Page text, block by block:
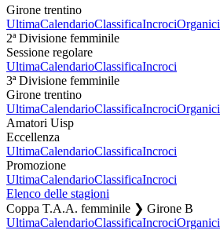
Girone trentino
UltimaCalendarioClassificaIncrociOrganici
2ª Divisione femminile
Sessione regolare
UltimaCalendarioClassificaIncroci
3ª Divisione femminile
Girone trentino
UltimaCalendarioClassificaIncrociOrganici
Amatori Uisp
Eccellenza
UltimaCalendarioClassificaIncroci
Promozione
UltimaCalendarioClassificaIncroci
Elenco delle stagioni
Coppa T.A.A. femminile ❯ Girone B
UltimaCalendarioClassificaIncrociOrganici